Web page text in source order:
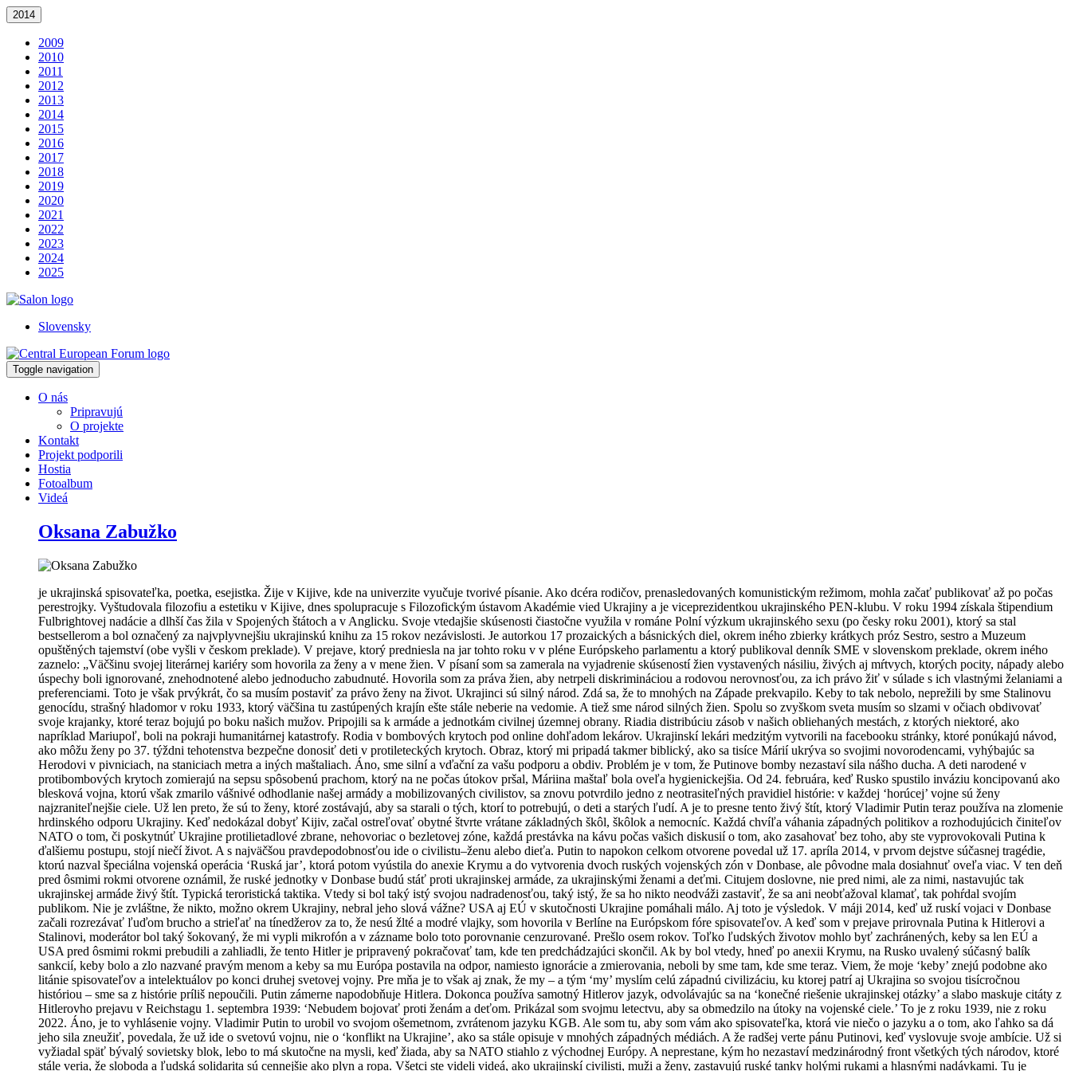
2014
2009
2010
2011
2012
2013
2014
2015
2016
2017
2018
2019
2020
2021
2022
2023
2024
2025
Slovensky
Toggle navigation
O nás
Pripravujú
O projekte
Kontakt
Projekt podporili
Hostia
Fotoalbum
Videá
Oksana Zabužko
je ukrajinská spisovateľka, poetka, esejistka. Žije v Kijive, kde na univerzite vyučuje tvorivé písanie. Ako dcéra rodičov, prenasledovaných komunistickým režimom, mohla začať publikovať až po počas
perestrojky. Vyštudovala filozofiu a estetiku v Kijive, dnes spolupracuje s Filozofickým ústavom Akadémie vied Ukrajiny a je viceprezidentkou ukrajinského PEN-klubu. V roku 1994 získala štipendium
Fulbrightovej nadácie a dlhší čas žila v Spojených štátoch a v Anglicku. Svoje vtedajšie skúsenosti čiastočne využila v románe Polní výzkum ukrajinského sexu (po česky roku 2001), ktorý sa stal
bestsellerom a bol označený za najvplyvnejšiu ukrajinskú knihu za 15 rokov nezávislosti. Je autorkou 17 prozaických a básnických diel, okrem iného zbierky krátkych próz Sestro, sestro a Muzeum
opuštěných tajemství (obe vyšli v českom preklade). V prejave, ktorý predniesla na jar tohto roku v v pléne Európskeho parlamentu a ktorý publikoval denník SME v slovenskom preklade, okrem iného
zaznelo: „Väčšinu svojej literárnej kariéry som hovorila za ženy a v mene žien. V písaní som sa zamerala na vyjadrenie skúseností žien vystavených násiliu, živých aj mŕtvych, ktorých pocity, nápady alebo
úspechy boli ignorované, znehodnotené alebo jednoducho zabudnuté. Hovorila som za práva žien, aby netrpeli diskrimináciou a rodovou nerovnosťou, za ich právo žiť v súlade s ich vlastnými želaniami a
preferenciami. Toto je však prvýkrát, čo sa musím postaviť za právo ženy na život. Ukrajinci sú silný národ. Zdá sa, že to mnohých na Západe prekvapilo. Keby to tak nebolo, neprežili by sme Stalinovu
genocídu, strašný hladomor v roku 1933, ktorý väčšina tu zastúpených krajín ešte stále neberie na vedomie. A tiež sme národ silných žien. Spolu so zvyškom sveta musím so slzami v očiach obdivovať
svoje krajanky, ktoré teraz bojujú po boku našich mužov. Pripojili sa k armáde a jednotkám civilnej územnej obrany. Riadia distribúciu zásob v našich obliehaných mestách, z ktorých niektoré, ako
napríklad Mariupoľ, boli na pokraji humanitárnej katastrofy. Rodia v bombových krytoch pod online dohľadom lekárov. Ukrajinskí lekári medzitým vytvorili na facebooku stránky, ktoré ponúkajú návod,
ako môžu ženy po 37. týždni tehotenstva bezpečne donosiť deti v protileteckých krytoch. Obraz, ktorý mi pripadá takmer biblický, ako sa tisíce Márií ukrýva so svojimi novorodencami, vyhýbajúc sa
Herodovi v pivniciach, na staniciach metra a iných maštaliach. Áno, sme silní a vďační za vašu podporu a obdiv. Problém je v tom, že Putinove bomby nezastaví sila nášho ducha. A deti narodené v
protibombových krytoch zomierajú na sepsu spôsobenú prachom, ktorý na ne počas útokov pršal, Máriina maštaľ bola oveľa hygienickejšia. Od 24. februára, keď Rusko spustilo inváziu koncipovanú ako
blesková vojna, ktorú však zmarilo vášnivé odhodlanie našej armády a mobilizovaných civilistov, sa znovu potvrdilo jedno z neotrasiteľných pravidiel histórie: v každej ‘horúcej’ vojne sú ženy
najzraniteľnejšie ciele. Už len preto, že sú to ženy, ktoré zostávajú, aby sa starali o tých, ktorí to potrebujú, o deti a starých ľudí. A je to presne tento živý štít, ktorý Vladimir Putin teraz používa na zlomenie
hrdinského odporu Ukrajiny. Keď nedokázal dobyť Kijiv, začal ostreľovať obytné štvrte vrátane základných škôl, škôlok a nemocníc. Každá chvíľa váhania západných politikov a rozhodujúcich činiteľov
NATO o tom, či poskytnúť Ukrajine protilietadlové zbrane, nehovoriac o bezletovej zóne, každá prestávka na kávu počas vašich diskusií o tom, ako zasahovať bez toho, aby ste vyprovokovali Putina k
ďalšiemu postupu, stojí niečí život. A s najväčšou pravdepodobnosťou ide o civilistu–ženu alebo dieťa. Putin to napokon celkom otvorene povedal už 17. apríla 2014, v prvom dejstve súčasnej tragédie,
ktorú nazval špeciálna vojenská operácia ‘Ruská jar’, ktorá potom vyústila do anexie Krymu a do vytvorenia dvoch ruských vojenských zón v Donbase, ale pôvodne mala dosiahnuť oveľa viac. V ten deň
pred ôsmimi rokmi otvorene oznámil, že ruské jednotky v Donbase budú stáť proti ukrajinskej armáde, za ukrajinskými ženami a deťmi. Citujem doslovne, nie pred nimi, ale za nimi, nastavujúc tak
ukrajinskej armáde živý štít. Typická teroristická taktika. Vtedy si bol taký istý svojou nadradenosťou, taký istý, že sa ho nikto neodváži zastaviť, že sa ani neobťažoval klamať, tak pohŕdal svojím
publikom. Nie je zvláštne, že nikto, možno okrem Ukrajiny, nebral jeho slová vážne? USA aj EÚ v skutočnosti Ukrajine pomáhali málo. Aj toto je výsledok. V máji 2014, keď už ruskí vojaci v Donbase
začali rozrezávať ľuďom brucho a strieľať na tínedžerov za to, že nesú žlté a modré vlajky, som hovorila v Berlíne na Európskom fóre spisovateľov. A keď som v prejave prirovnala Putina k Hitlerovi a
Stalinovi, moderátor bol taký šokovaný, že mi vypli mikrofón a v zázname bolo toto porovnanie cenzurované. Prešlo osem rokov. Toľko ľudských životov mohlo byť zachránených, keby sa len EÚ a
USA pred ôsmimi rokmi prebudili a zahliadli, že tento Hitler je pripravený pokračovať tam, kde ten predchádzajúci skončil. Ak by bol vtedy, hneď po anexii Krymu, na Rusko uvalený súčasný balík
sankcií, keby bolo a zlo nazvané pravým menom a keby sa mu Európa postavila na odpor, namiesto ignorácie a zmierovania, neboli by sme tam, kde sme teraz. Viem, že moje ‘keby’ znejú podobne ako
litánie spisovateľov a intelektuálov po konci druhej svetovej vojny. Pre mňa je to však aj znak, že my – a tým ‘my’ myslím celú západnú civilizáciu, ku ktorej patrí aj Ukrajina so svojou tisícročnou
históriou – sme sa z histórie príliš nepoučili. Putin zámerne napodobňuje Hitlera. Dokonca používa samotný Hitlerov jazyk, odvolávajúc sa na ‘konečné riešenie ukrajinskej otázky’ a slabo maskuje citáty z
Hitlerovho prejavu v Reichstagu 1. septembra 1939: ‘Nebudem bojovať proti ženám a deťom. Prikázal som svojmu letectvu, aby sa obmedzilo na útoky na vojenské ciele.’ To je z roku 1939, nie z roku
2022. Áno, je to vyhlásenie vojny. Vladimir Putin to urobil vo svojom ošemetnom, zvrátenom jazyku KGB. Ale som tu, aby som vám ako spisovateľka, ktorá vie niečo o jazyku a o tom, ako ľahko sa dá
jeho sila zneužiť, povedala, že už ide o svetovú vojnu, nie o ‘konflikt na Ukrajine’, ako sa stále opisuje v mnohých západných médiách. A že radšej verte pánu Putinovi, keď vyslovuje svoje ambície. Už si
vyžiadal späť bývalý sovietsky blok, lebo to má skutočne na mysli, keď žiada, aby sa NATO stiahlo z východnej Európy. A neprestane, kým ho nezastaví medzinárodný front všetkých tých národov, ktoré
stále veria, že sloboda a ľudská solidarita sú cennejšie ako plyn a ropa. Všetci ste videli videá, ako ukrajinskí civilisti, muži a ženy, zastavujú ruské tanky holými rukami a hlasnými nadávkami. Tu je